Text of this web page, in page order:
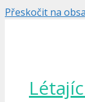
Přeskočit na